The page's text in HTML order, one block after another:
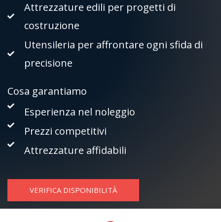
Attrezzature edili per progetti di
costruzione
Utensileria per affrontare ogni sfida di
precisione
Cosa garantiamo
Esperienza nel noleggio
Prezzi competitivi
Attrezzature affidabili
VERIFICA DISPONIBILITÀ